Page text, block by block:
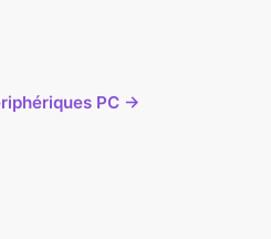
PC →